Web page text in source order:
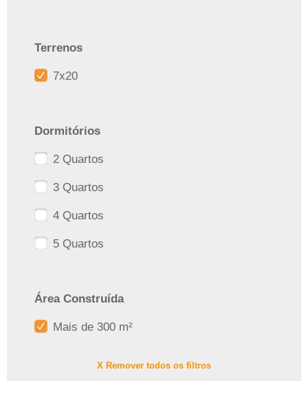
Terrenos
7x20
Dormitórios
2 Quartos
3 Quartos
4 Quartos
5 Quartos
Área Construída
Mais de 300 m²
X Remover todos os filtros